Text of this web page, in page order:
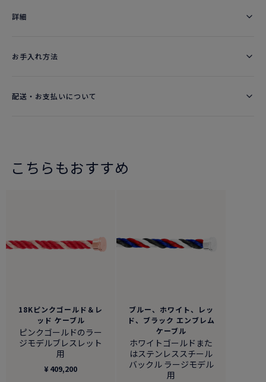
詳細​
お手入れ方法
配送・お支払いについて
こちらもおすすめ
18Kピンクゴールド＆レ
ッド ケーブル
ピンクゴールドのラー
ジモデルブレスレット
用
¥ 409,200
ブルー、ホワイト、レッ
ド、ブラック エンブレム
ケーブル
ホワイトゴールドまた
はステンレススチール
バックル ラージモデル
用